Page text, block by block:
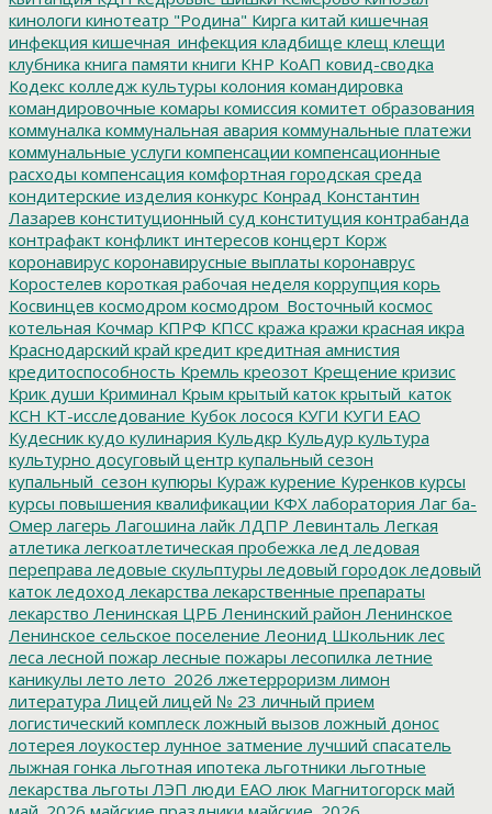
кинологи кинотеатр "Родина" Кирга китай кишечная
инфекция кишечная_инфекция кладбище клещ клещи
клубника книга памяти книги КНР КоАП ковид-сводка
Кодекс колледж культуры колония командировка
командировочные комары комиссия комитет образования
коммуналка коммунальная авария коммунальные платежи
коммунальные услуги компенсации компенсационные
расходы компенсация комфортная городская среда
кондитерские изделия конкурс Конрад Константин
Лазарев конституционный суд конституция контрабанда
контрафакт конфликт интересов концерт Корж
коронавирус коронавирусные выплаты коронаврус
Коростелев короткая рабочая неделя коррупция корь
Косвинцев космодром космодром_Восточный космос
котельная Кочмар КПРФ КПСС кража кражи красная икра
Краснодарский край кредит кредитная амнистия
кредитоспособность Кремль креозот Крещение кризис
Крик души Криминал Крым крытый каток крытый_каток
КСН КТ-исследование Кубок лосося КУГИ КУГИ ЕАО
Кудесник кудо кулинария Кульдкр Кульдур культура
культурно досуговый центр купальный сезон
купальный_сезон купюры Кураж курение Куренков курсы
курсы повышения квалификации КФХ лаборатория Лаг ба-
Омер лагерь Лагошина лайк ЛДПР Левинталь Легкая
атлетика легкоатлетическая пробежка лед ледовая
переправа ледовые скульптуры ледовый городок ледовый
каток ледоход лекарства лекарственные препараты
лекарство Ленинская ЦРБ Ленинский район Ленинское
Ленинское сельское поселение Леонид Школьник лес
леса лесной пожар лесные пожары лесопилка летние
каникулы лето лето_2026 лжетерроризм лимон
литература Лицей лицей № 23 личный прием
логистический комплеск ложный вызов ложный донос
лотерея лоукостер лунное затмение лучший спасатель
лыжная гонка льготная ипотека льготники льготные
лекарства льготы ЛЭП люди ЕАО люк Магнитогорск май